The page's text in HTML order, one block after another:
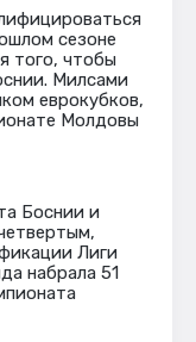
сезоне
того, чтобы
Милсами
еврокубков,
Молдовы
Боснии и
Лиги
набрала 51